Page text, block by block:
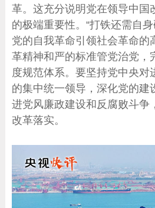
革。这充分说明党在领导中国
的极端重要性。“打铁还需自
党的自我革命引领社会革命的
革精神和严的标准管党治党，
度规范体系。要坚持党中央对
的集中统一领导，深化党的建
进党风廉政建设和反腐败斗争
改革落实。